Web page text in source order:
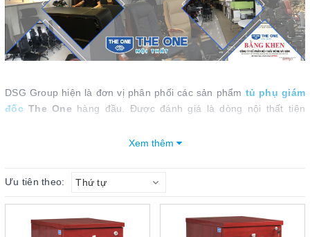
DSG Group hiện là đơn vị phân phối các sản phẩm tủ phụ giám
đốc The One hàng đầu. Được đánh giá là dòng nội thất tiện
cùng bàn làm việc của giám đốc, tăng không gian sử dụng. Đây là
tốt và tiện dụng cho người dùng. Mang đến sự hiện đại, sang
trọng và chuyên nghiệp cho văn phòng làm việc của giám đốc.
Xem thêm
Ưu tiên theo: Thứ tự